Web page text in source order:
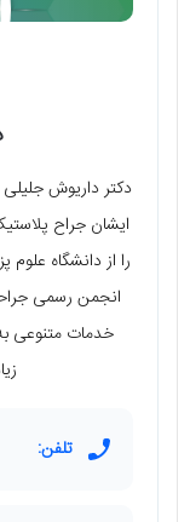
دکتر داریوش
ایشان جراح
را از دانشگاه
انجمن رسمی
خدمات متنوعی
تلفن: